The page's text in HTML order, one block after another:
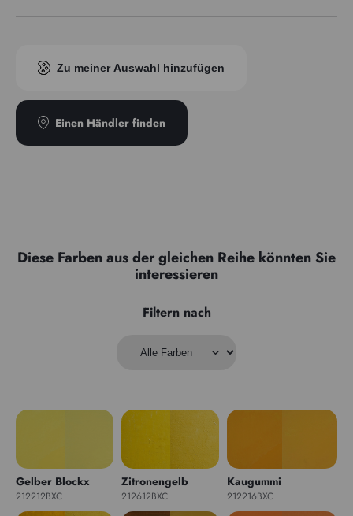
Pigmentindex
PG17
Zu meiner Auswahl hinzufügen
Einen Händler finden
Diese Farben aus der gleichen Reihe könnten Sie
interessieren
Filtern nach
Gelber Blockx
212212BXC
Zitronengelb
212612BXC
Kaugummi
212216BXC